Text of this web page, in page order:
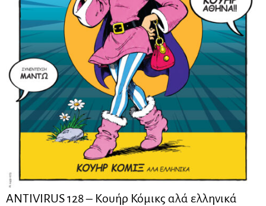
ANTIVIRUS 128 – Kουήρ Κόμικς αλά ελληνικά